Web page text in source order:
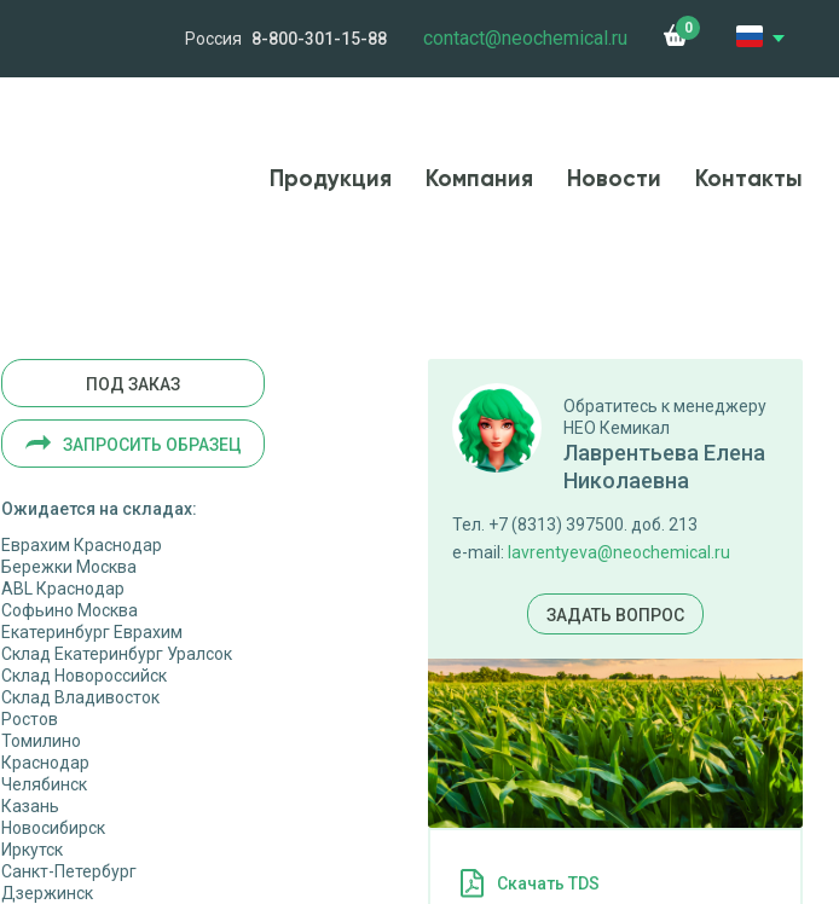
Россия 8-800-301-15-88 contact@neochemical.ru 0
Продукция Компания Новости Контакты
ПОД ЗАКАЗ
ЗАПРОСИТЬ ОБРАЗЕЦ
Ожидается на складах:
Еврахим Краснодар
Бережки Москва
ABL Краснодар
Софьино Москва
Екатеринбург Еврахим
Склад Екатеринбург Уралсок
Склад Новороссийск
Склад Владивосток
Ростов
Томилино
Краснодар
Челябинск
Казань
Новосибирск
Иркутск
Санкт-Петербург
Дзержинск
Обратитесь к менеджеру
НЕО Кемикал
Лаврентьева Елена
Николаевна
Тел. +7 (8313) 397500. доб. 213
e-mail: lavrentyeva@neochemical.ru
ЗАДАТЬ ВОПРОС
Cкачать TDS